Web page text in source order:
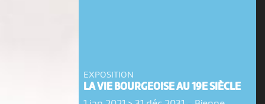
EXPOSITION
LA VIE BOURGEOISE AU 19E SIÈCLE